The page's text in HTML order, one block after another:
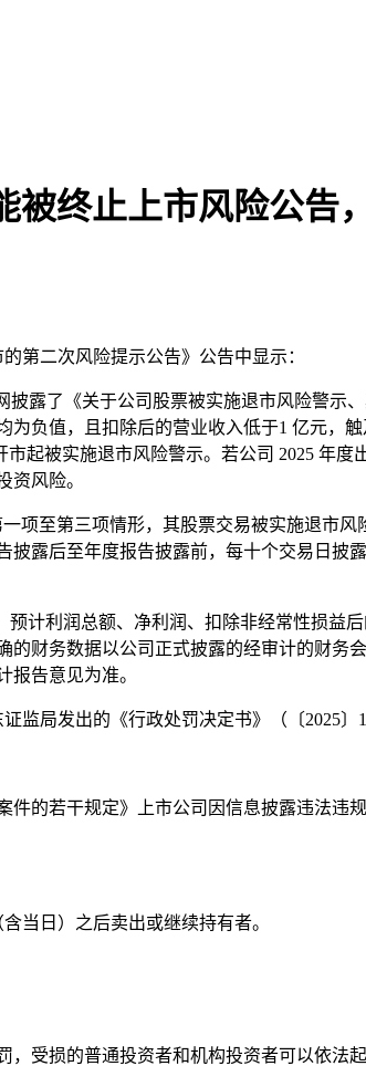
被终止上市风险公告
第二次风险提示公告》公告中显示：
露了《关于公司股票被实施退市风险警示
负值，且扣除后的营业收入低于1 亿元，
起被实施退市风险警示。若公司 2025 年
资风险。
项至第三项情形，其股票交易被实施退市
露后至年度报告披露前，每十个交易日披
预计利润总额、净利润、扣除非经常性损
财务数据以公司正式披露的经审计的财务
告意见为准。
监局发出的《行政处罚决定书》（〔2025〕
的若干规定》上市公司因信息披露违法违
当日）之后卖出或继续持有者。
受损的普通投资者和机构投资者可以依法